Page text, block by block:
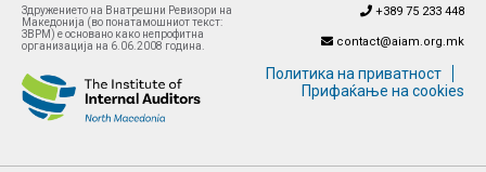
Здружението на Внатрешни Ревизори на
Македонија (во понатамошниот текст:
ЗВРМ) е основано како непрофитна
организација на 6.06.2008 година.
+389 75 233 448
contact@aiam.org.mk
Политика на приватност
Прифаќање на cookies